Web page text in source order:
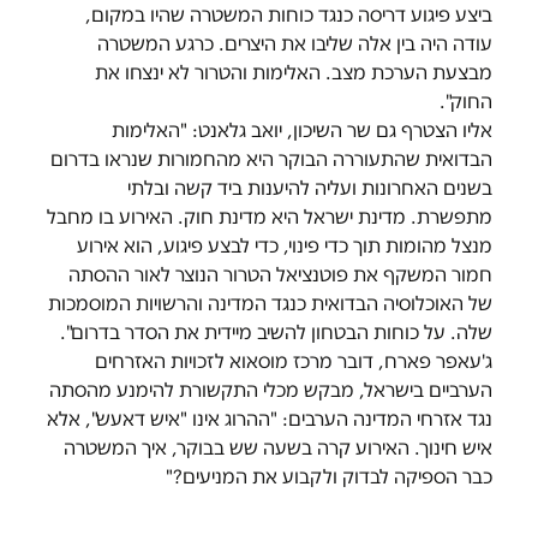
ביצע פיגוע דריסה כנגד כוחות המשטרה שהיו במקום,
עודה היה בין אלה שליבו את היצרים. כרגע המשטרה
מבצעת הערכת מצב. האלימות והטרור לא ינצחו את
החוק".
אליו הצטרף גם שר השיכון, יואב גלאנט: "האלימות
הבדואית שהתעוררה הבוקר היא מהחמורות שנראו בדרום
בשנים האחרונות ועליה להיענות ביד קשה ובלתי
מתפשרת. מדינת ישראל היא מדינת חוק. האירוע בו מחבל
מנצל מהומות תוך כדי פינוי, כדי לבצע פיגוע, הוא אירוע
חמור המשקף את פוטנציאל הטרור הנוצר לאור ההסתה
של האוכלוסיה הבדואית כנגד המדינה והרשויות המוסמכות
שלה. על כוחות הבטחון להשיב מיידית את הסדר בדרום".
ג'עאפר פארח, דובר מרכז מוסאוא לזכויות האזרחים
הערביים בישראל, מבקש מכלי התקשורת להימנע מהסתה
נגד אזרחי המדינה הערבים: "ההרוג אינו "איש דאעש", אלא
איש חינוך. האירוע קרה בשעה שש בבוקר, איך המשטרה
כבר הספיקה לבדוק ולקבוע את המניעים?"